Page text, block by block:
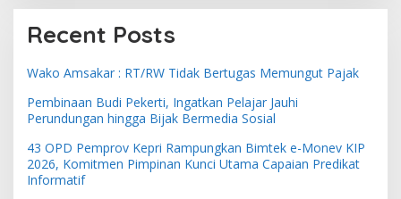
Recent Posts
Wako Amsakar : RT/RW Tidak Bertugas Memungut Pajak
Pembinaan Budi Pekerti, Ingatkan Pelajar Jauhi
Perundungan hingga Bijak Bermedia Sosial
43 OPD Pemprov Kepri Rampungkan Bimtek e-Monev KIP
2026, Komitmen Pimpinan Kunci Utama Capaian Predikat
Informatif